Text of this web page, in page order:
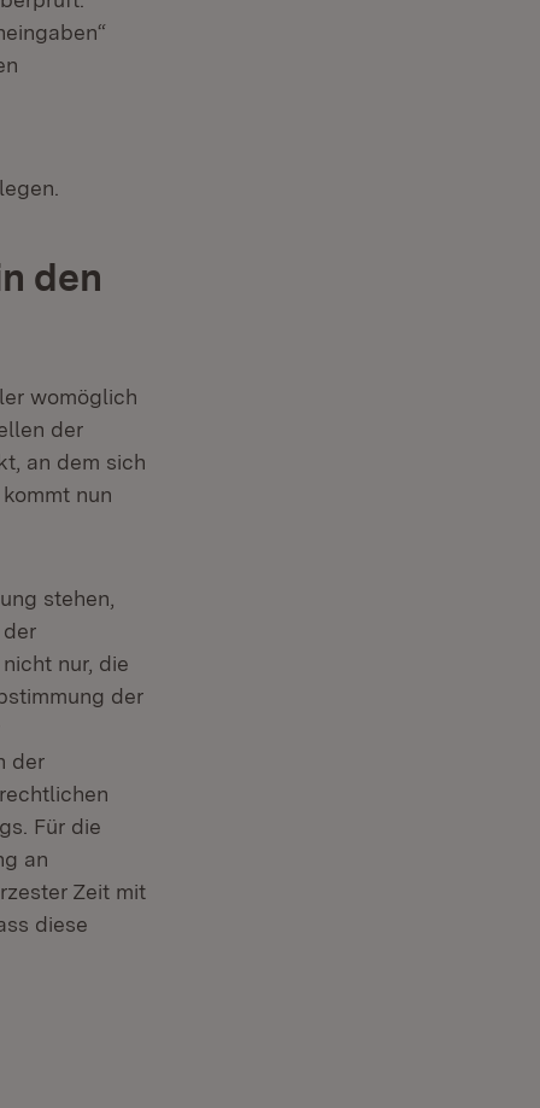
den
womöglich
der
an dem sich
nun
stehen,
nur, die
der
der
Für die
an
Zeit mit
diese